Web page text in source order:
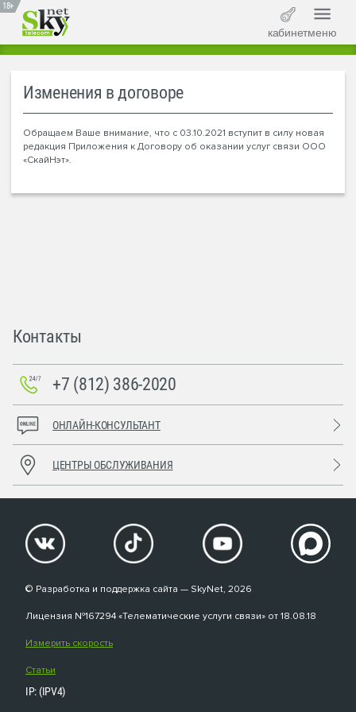
18+
кабинетменю
Изменения в договоре
Обращаем Ваше внимание, что с 03.10.2021 вступит в силу новая
редакция Приложения к Договору об оказании услуг связи ООО
«СкайНэт».
Контакты
+7 (812) 386-2020
ОНЛАЙН-КОНСУЛЬТАНТ
ЦЕНТРЫ ОБСЛУЖИВАНИЯ
© Разработка и поддержка сайта — SkyNet, 2026
Лицензия №167294 «Телематические услуги связи» от 18.08.18
Измерить скорость
Статьи
IP: (IPV4)